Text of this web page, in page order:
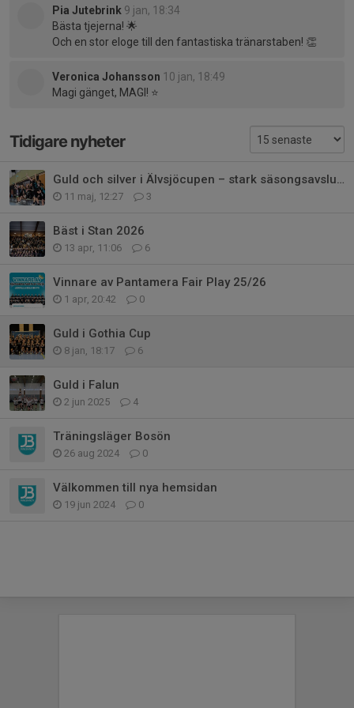
Pia Jutebrink 9 jan, 18:34
Bästa tjejerna! 🌟
Och en stor eloge till den fantastiska tränarstaben! 👏
Veronica Johansson 10 jan, 18:49
Magi gänget, MAGI! ⭐️
Tidigare nyheter
Guld och silver i Älvsjöcupen – stark säsongsavslutning för JB-F11
11 maj, 12:27 3
Bäst i Stan 2026
13 apr, 11:06 6
Vinnare av Pantamera Fair Play 25/26
1 apr, 20:42 0
Guld i Gothia Cup
8 jan, 18:17 6
Guld i Falun
2 jun 2025 4
Träningsläger Bosön
26 aug 2024 0
Välkommen till nya hemsidan
19 jun 2024 0